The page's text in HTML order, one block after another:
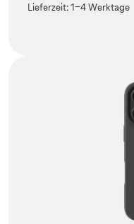
Lieferzeit:1-4 Werktage